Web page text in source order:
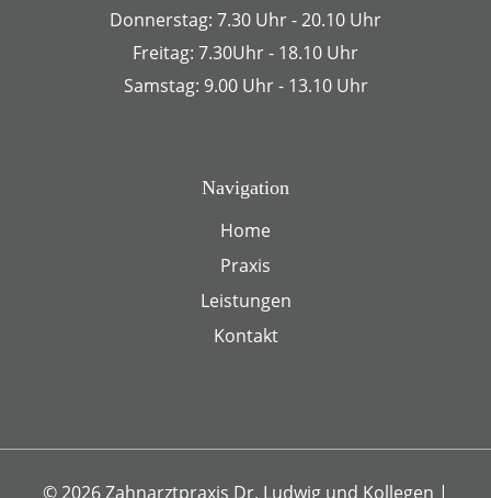
Donnerstag: 7.30 Uhr - 20.10 Uhr
Freitag: 7.30Uhr - 18.10 Uhr
Samstag: 9.00 Uhr - 13.10 Uhr
Navigation
Home
Praxis
Leistungen
Kontakt
© 2026 Zahnarztpraxis Dr. Ludwig und Kollegen |